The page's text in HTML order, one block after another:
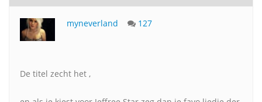
myneverland 127
De titel zecht het ,